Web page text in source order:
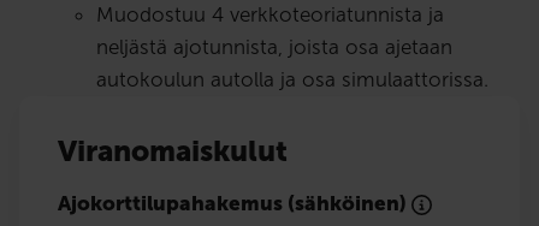
Muodostuu 4 verkkoteoriatunnista ja
neljästä ajotunnista, joista osa ajetaan
autokoulun autolla ja osa simulaattorissa.
Viranomaiskulut
Ajokorttilupahakemus (sähköinen)